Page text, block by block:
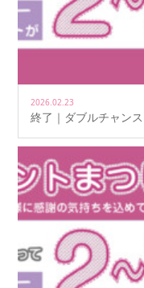
2026.02.23
終了｜ダブルチャン